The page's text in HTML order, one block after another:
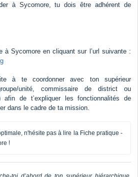
à Sycomore, tu dois être adhérent de
à Sycomore en cliquant sur l’url suivante :
à te coordonner avec ton supérieur
unité, commissaire de district ou
afin de t’expliquer les fonctionnalités de
dans le cadre de ta mission.
n'hésite pas à lire la Fiche pratique -
!